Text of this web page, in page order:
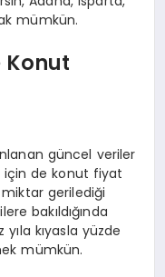
mümkün.
Konut
güncel veriler
için de konut fiyat
gerilediği
bakıldığında
kıyasla yüzde
mümkün.